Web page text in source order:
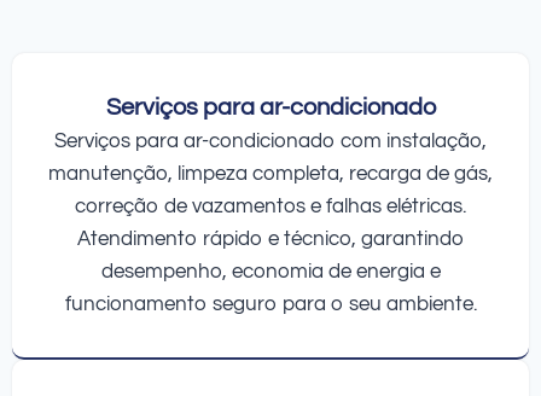
Serviços para ar-condicionado
Serviços para ar-condicionado com instalação,
manutenção, limpeza completa, recarga de gás,
correção de vazamentos e falhas elétricas.
Atendimento rápido e técnico, garantindo
desempenho, economia de energia e
funcionamento seguro para o seu ambiente.